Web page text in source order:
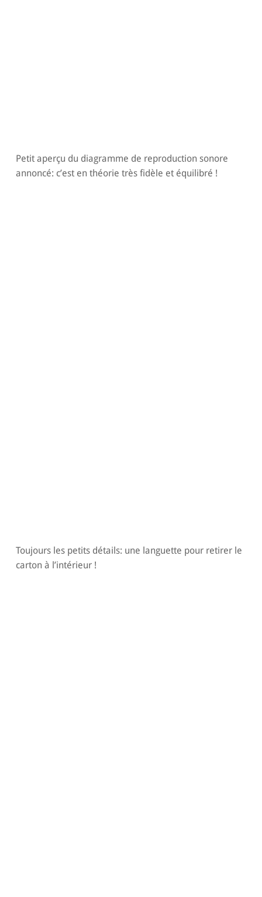
Petit aperçu du diagramme de reproduction sonore
annoncé: c’est en théorie très fidèle et équilibré !
Toujours les petits détails: une languette pour retirer le
carton à l’intérieur !